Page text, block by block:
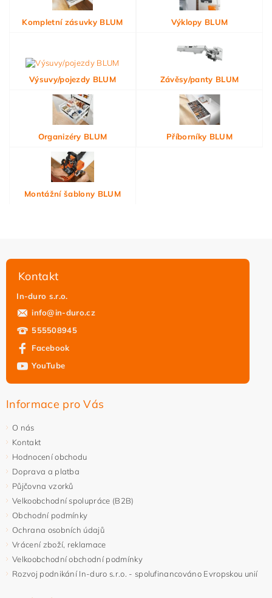
Kompletní zásuvky BLUM Výklopy BLUM
Výsuvy/pojezdy BLUM Závěsy/panty BLUM
Organizéry BLUM Příborníky BLUM
Montážní šablony BLUM
Kontakt
In-duro s.r.o.
info@in-duro.cz
555508945
Facebook
YouTube
Informace pro Vás
O nás
Kontakt
Hodnocení obchodu
Doprava a platba
Půjčovna vzorků
Velkoobchodní spolupráce (B2B)
Obchodní podmínky
Ochrana osobních údajů
Vrácení zboží, reklamace
Velkoobchodní obchodní podmínky
Rozvoj podnikání In-duro s.r.o. - spolufinancováno Evropskou unií